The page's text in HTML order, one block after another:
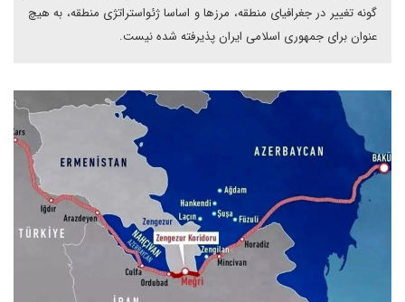
گونه تغییر در جغرافیای منطقه، مرزها و اساسا ژئواستراتژی منطقه، به هیچ
عنوان برای جمهوری اسلامی ایران پذیرفته شده نیست.